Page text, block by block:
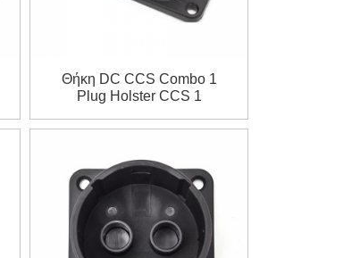
Θήκη DC CCS Combo 1
Plug Holster CCS 1